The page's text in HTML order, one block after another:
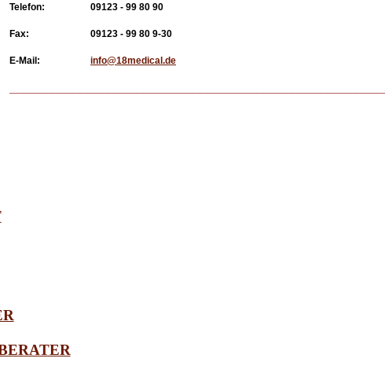
Telefon: 09123 - 99 80 90
Fax: 09123 - 99 80 9-30
E-Mail: info@18medical.de